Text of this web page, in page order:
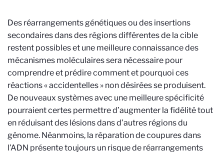
Des réarrangements génétiques ou des insertions
secondaires dans des régions différentes de la cible
restent possibles et une meilleure connaissance des
mécanismes moléculaires sera nécessaire pour
comprendre et prédire comment et pourquoi ces
réactions « accidentelles » non désirées se produisent.
De nouveaux systèmes avec une meilleure spécificité
pourraient certes permettre d’augmenter la fidélité tout
en réduisant des lésions dans d’autres régions du
génome. Néanmoins, la réparation de coupures dans
l’ADN présente toujours un risque de réarrangements